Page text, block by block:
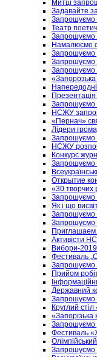
Митці
Задавайте
Запрошуємо
Театр
Запрошуємо
Намалюємо
Запрошуємо
Запрошуємо
Запрошуємо
Презентація
Запрошуємо
НСЖУ
«Пернач»
Лідери
Запрошуємо
НСЖУ
Конкурс
Запрошуємо
Открытие
«30 творчих
Запрошуємо
Як і що
Запрошуємо
Запрошуємо
Приглашаем
Активісти
Вибори-
Фестиваль
Запрошуємо
Прийом
Державний
Запрошуємо
Круглий
Запрошуємо
Фестиваль
Запрошуємо